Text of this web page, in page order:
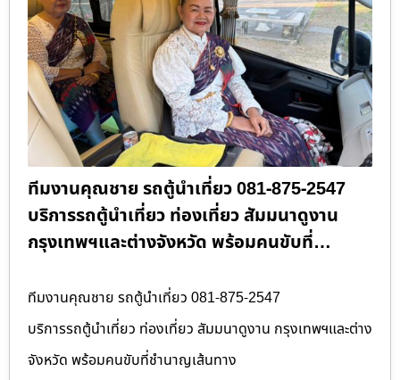
ทีมงานคุณชาย รถตู้นำเที่ยว 081-875-2547
บริการรถตู้นำเที่ยว ท่องเที่ยว สัมมนาดูงาน
กรุงเทพฯและต่างจังหวัด พร้อมคนขับที่…
ทีมงานคุณชาย รถตู้นำเที่ยว 081-875-2547
บริการรถตู้นำเที่ยว ท่องเที่ยว สัมมนาดูงาน กรุงเทพฯและต่าง
จังหวัด พร้อมคนขับที่ชำนาญเส้นทาง